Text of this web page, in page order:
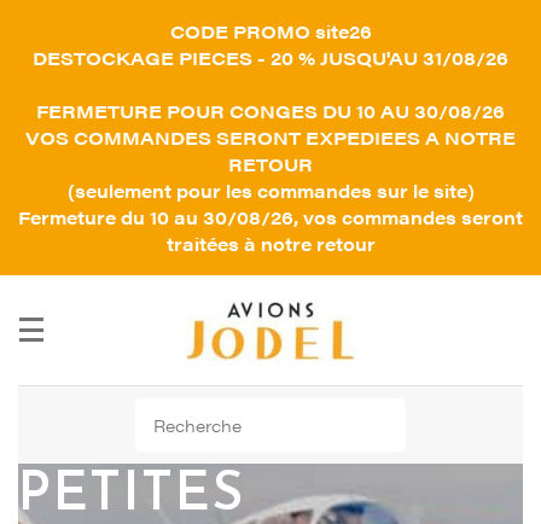
CODE PROMO site26
DESTOCKAGE PIECES - 20 % JUSQU'AU 31/08/26
FERMETURE POUR CONGES DU 10 AU 30/08/26
VOS COMMANDES SERONT EXPEDIEES A NOTRE
RETOUR
(seulement pour les commandes sur le site)
Fermeture du 10 au 30/08/26, vos commandes seront
traitées à notre retour
PETITES